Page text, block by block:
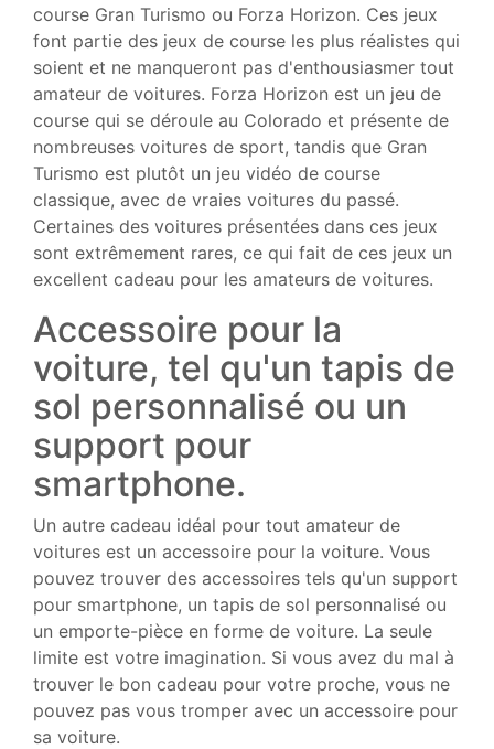
course Gran Turismo ou Forza Horizon. Ces jeux
font partie des jeux de course les plus réalistes qui
soient et ne manqueront pas d'enthousiasmer tout
amateur de voitures. Forza Horizon est un jeu de
course qui se déroule au Colorado et présente de
nombreuses voitures de sport, tandis que Gran
Turismo est plutôt un jeu vidéo de course
classique, avec de vraies voitures du passé.
Certaines des voitures présentées dans ces jeux
sont extrêmement rares, ce qui fait de ces jeux un
excellent cadeau pour les amateurs de voitures.
Accessoire pour la
voiture, tel qu'un tapis de
sol personnalisé ou un
support pour
smartphone.
Un autre cadeau idéal pour tout amateur de
voitures est un accessoire pour la voiture. Vous
pouvez trouver des accessoires tels qu'un support
pour smartphone, un tapis de sol personnalisé ou
un emporte-pièce en forme de voiture. La seule
limite est votre imagination. Si vous avez du mal à
trouver le bon cadeau pour votre proche, vous ne
pouvez pas vous tromper avec un accessoire pour
sa voiture.